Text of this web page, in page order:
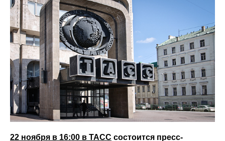
22 ноября в 16:00 в ТАСС состоится пресс-